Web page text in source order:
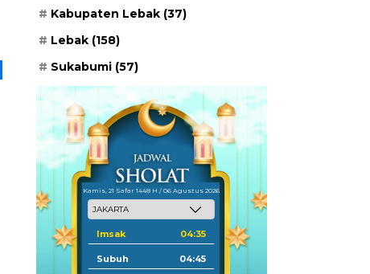
Kabupaten Lebak (37)
Lebak (158)
Sukabumi (57)
Kamis, 21 Safar 1448 H / 06 Agustus 2026
Imsak 04:35
Subuh 04:45